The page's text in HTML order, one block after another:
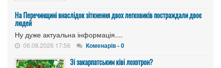
На Перечинщині внаслідок зіткнення двох легковиків постраждали двоє
людей
Ну дуже актуальна інформація....
06.08.2026 17:56 Коменарів - 0
Зі закарпатським ківі лохотрон?